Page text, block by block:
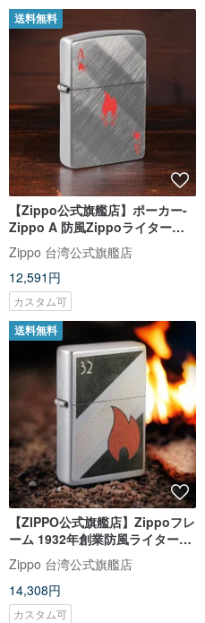
送料無料
【Zippo公式旗艦店】ポーカー-
Zippo A 防風Zippoライター
48451
Zippo 台湾公式旗艦店
12,591円
カスタム可
送料無料
【ZIPPO公式旗艦店】Zippoフレ
ーム 1932年創業防風ライター
48623
Zippo 台湾公式旗艦店
14,308円
カスタム可